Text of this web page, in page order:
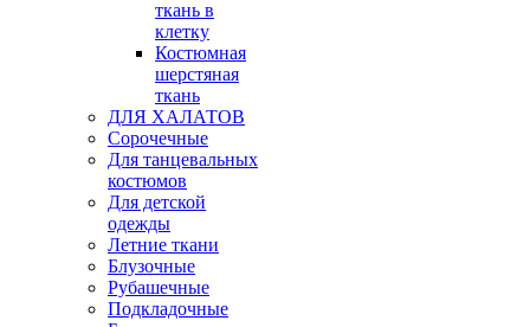
ткань в
клетку
Костюмная
шерстяная
ткань
ДЛЯ ХАЛАТОВ
Сорочечные
Для танцевальных
костюмов
Для детской
одежды
Летние ткани
Блузочные
Рубашечные
Подкладочные